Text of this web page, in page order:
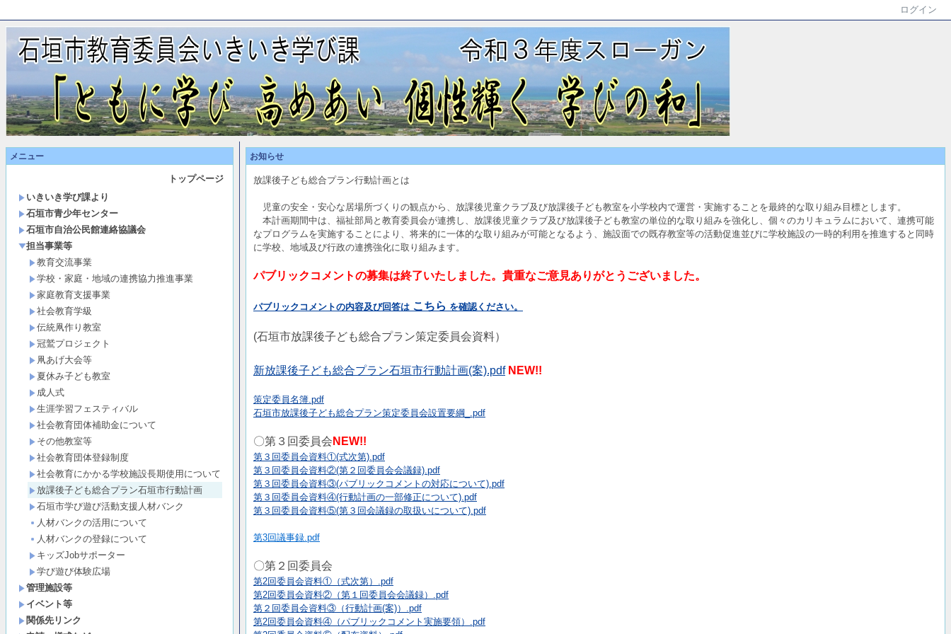
ログイン
メニュー
トップページ
いきいき学び課より
石垣市青少年センター
石垣市自治公民館連絡協議会
担当事業等
教育交流事業
学校・家庭・地域の連携協力推進事業
家庭教育支援事業
社会教育学級
伝統凧作り教室
冠鷲プロジェクト
凧あげ大会等
夏休み子ども教室
成人式
生涯学習フェスティバル
社会教育団体補助金について
その他教室等
社会教育団体登録制度
社会教育にかかる学校施設長期使用について
放課後子ども総合プラン石垣市行動計画
石垣市学び遊び活動支援人材バンク
人材バンクの活用について
人材バンクの登録について
キッズJobサポーター
学び遊び体験広場
管理施設等
イベント等
関係先リンク
お知らせ
放課後子ども総合プラン行動計画とは
児童の安全・安心な居場所づくりの観点から、放課後児童クラブ及び放課後子ども教室を小学校内で運営・実施することを最終的な取り組み目標とします。
本計画期間中は、福祉部局と教育委員会が連携し、放課後児童クラブ及び放課後子ども教室の単位的な取り組みを強化し、個々のカリキュラムにおいて、連携可能
なプログラムを実施することにより、将来的に一体的な取り組みが可能となるよう、施設面での既存教室等の活動促進並びに学校施設の一時的利用を推進すると同時
に学校、地域及び行政の連携強化に取り組みます。
パブリックコメントの募集は終了いたしました。貴重なご意見ありがとうございました。
パブリックコメントの内容及び回答は こちら を確認ください。
(石垣市放課後子ども総合プラン策定委員会資料）
新放課後子ども総合プラン石垣市行動計画(案).pdf NEW!!
策定委員名簿.pdf
石垣市放課後子ども総合プラン策定委員会設置要綱_.pdf
〇第３回委員会 NEW!!
第３回委員会資料①(式次第).pdf
第３回委員会資料②(第２回委員会会議録).pdf
第３回委員会資料③(パブリックコメントの対応について).pdf
第３回委員会資料④(行動計画の一部修正について).pdf
第３回委員会資料⑤(第３回会議録の取扱いについて).pdf
第3回議事録.pdf
〇第２回委員会
第2回委員会資料①（式次第）.pdf
第2回委員会資料②（第１回委員会会議録）.pdf
第２回委員会資料③（行動計画(案)）.pdf
第2回委員会資料④（パブリックコメント実施要領）.pdf